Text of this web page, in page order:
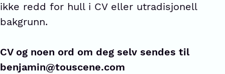
ikke redd for hull i CV eller utradisjonell
bakgrunn.
CV og noen ord om deg selv sendes til
benjamin@touscene.com